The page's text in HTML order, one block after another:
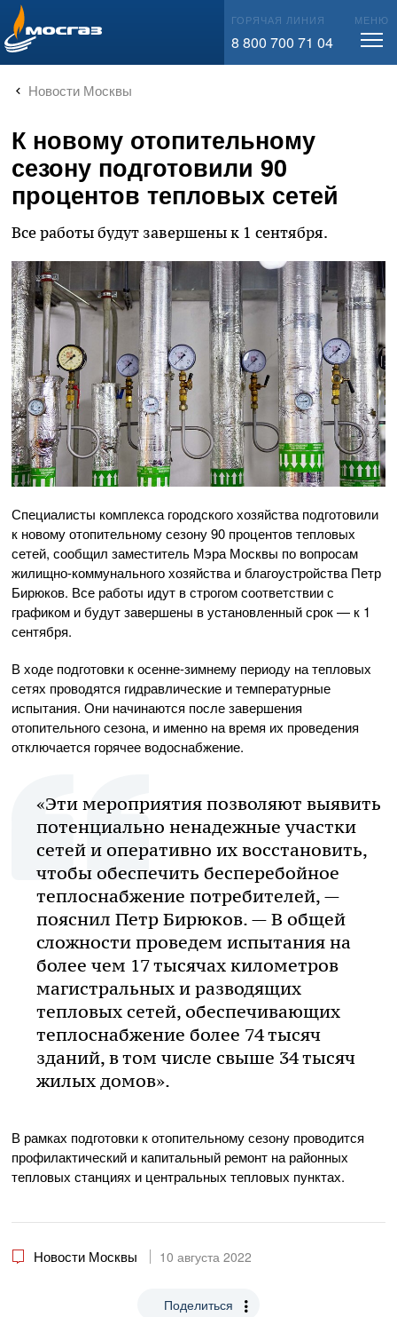
info@mos-gaz.ru ГОРЯЧАЯ ЛИНИЯ
8 800 700 71 04
МЕНЮ
Новости Москвы
К новому отопительному
сезону подготовили 90
процентов тепловых сетей
Все работы будут завершены к 1 сентября.
Специалисты комплекса городского хозяйства подготовили
к новому отопительному сезону 90 процентов тепловых
сетей, сообщил заместитель Мэра Москвы по вопросам
жилищно-коммунального хозяйства и благоустройства Петр
Бирюков. Все работы идут в строгом соответствии с
графиком и будут завершены в установленный срок — к 1
сентября.
В ходе подготовки к осенне-зимнему периоду на тепловых
сетях проводятся гидравлические и температурные
испытания. Они начинаются после завершения
отопительного сезона, и именно на время их проведения
отключается горячее водоснабжение.
«Эти мероприятия позволяют выявить
потенциально ненадежные участки
сетей и оперативно их восстановить,
чтобы обеспечить бесперебойное
теплоснабжение потребителей, —
пояснил Петр Бирюков. — В общей
сложности проведем испытания на
более чем 17 тысячах километров
магистральных и разводящих
тепловых сетей, обеспечивающих
теплоснабжение более 74 тысяч
зданий, в том числе свыше 34 тысяч
жилых домов».
В рамках подготовки к отопительному сезону проводится
профилактический и капитальный ремонт на районных
тепловых станциях и центральных тепловых пунктах.
Новости Москвы 10 августа 2022
Поделиться